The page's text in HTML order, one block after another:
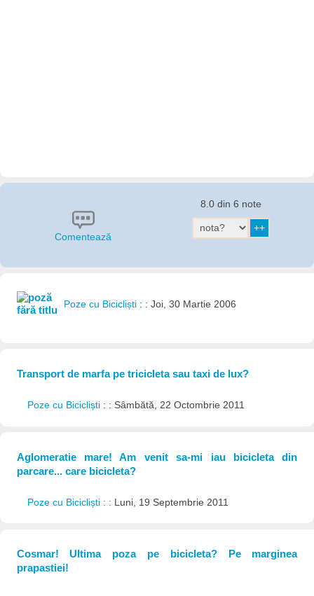
Comentează
8.0 din 6 note
Poze cu Bicicliști : : Joi, 30 Martie 2006
Transport de marfa pe tricicleta sau taxi de lux?
Poze cu Bicicliști : : Sâmbătă, 22 Octombrie 2011
Aglomeratie mare! Am venit sa-mi iau bicicleta din
parcare... care bicicleta?
Poze cu Bicicliști : : Luni, 19 Septembrie 2011
Cosmar! Ultima poza pe bicicleta? Pe marginea
prapastiei!